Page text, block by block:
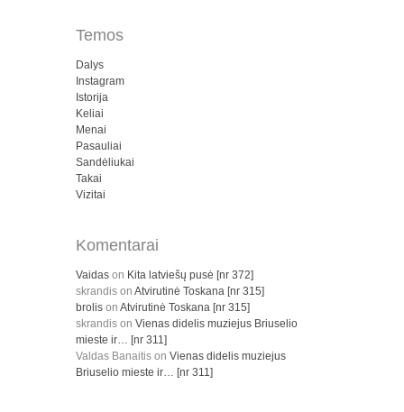
Temos
Dalys
Instagram
Istorija
Keliai
Menai
Pasauliai
Sandėliukai
Takai
Vizitai
Komentarai
Vaidas on Kita latviešų pusė [nr 372]
skrandis on Atvirutinė Toskana [nr 315]
brolis on Atvirutinė Toskana [nr 315]
skrandis on Vienas didelis muziejus Briuselio
mieste ir… [nr 311]
Valdas Banaitis on Vienas didelis muziejus
Briuselio mieste ir… [nr 311]